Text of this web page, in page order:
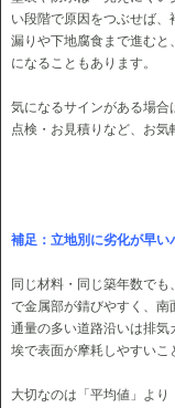
い段階で原因をつぶせば
漏りや下地腐食まで進む
になることもあります。
気になるサインがある場
点検・お見積りなど、お気
補足：立地別に劣化が早い
同じ材料・同じ築年数で
で金属部が錆びやすく、
通量の多い道路沿いは排
埃で表面が摩耗しやすいこ
大切なのは「平均値」よ